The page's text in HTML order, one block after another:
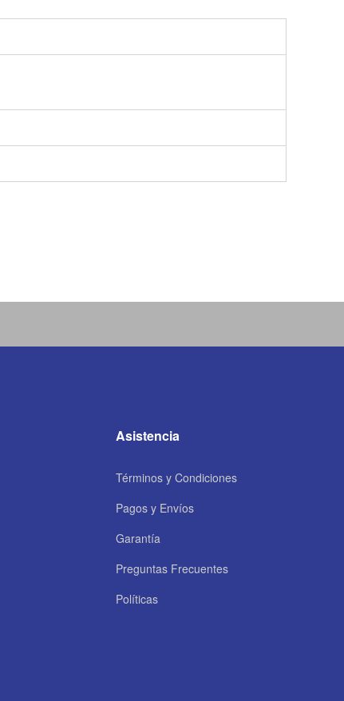
Asistencia
Términos y Condiciones
Pagos y Envíos
Garantía
Preguntas Frecuentes
Políticas